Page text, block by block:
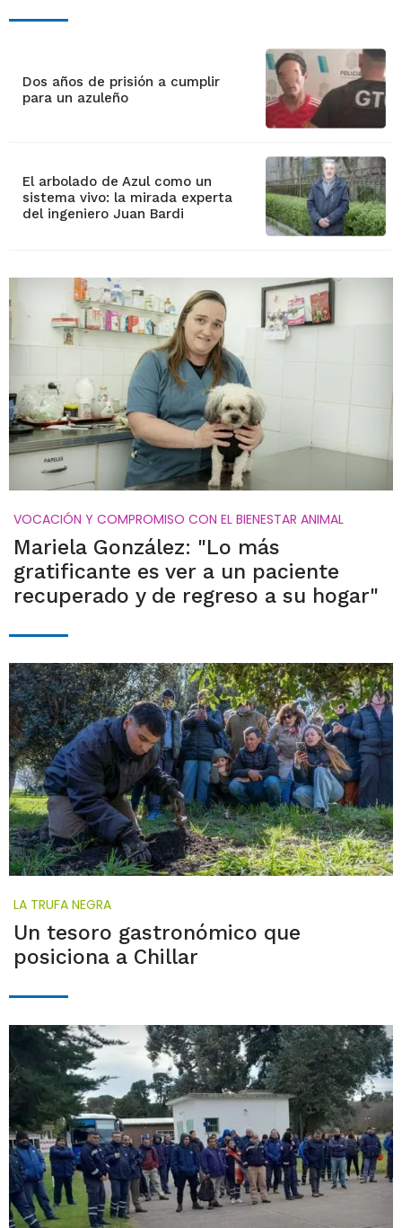
Dos años de prisión a cumplir
para un azuleño
El arbolado de Azul como un
sistema vivo: la mirada experta
del ingeniero Juan Bardi
VOCACIÓN Y COMPROMISO CON EL BIENESTAR ANIMAL
Mariela González: "Lo más
gratificante es ver a un paciente
recuperado y de regreso a su hogar"
LA TRUFA NEGRA
Un tesoro gastronómico que
posiciona a Chillar